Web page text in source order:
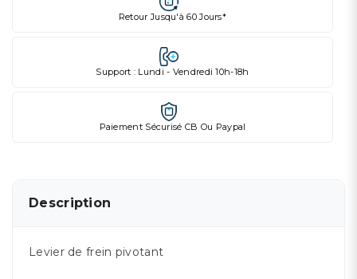
Retour Jusqu'à 60 Jours*
Support : Lundi - Vendredi 10h-18h
Paiement Sécurisé CB Ou Paypal
Description
Levier de frein pivotant